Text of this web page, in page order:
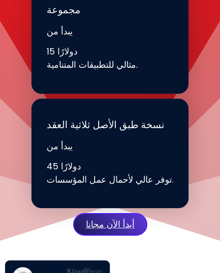
مجموعة
يبدأ من
15 دولارًا
مثالي للتطبيقات المتنامية.
نسخة طبق الأصل ثلاثية العقد
يبدأ من
45 دولارًا
توفر عالي لأحمال عمل المؤسسات.
أبدأ الآن مجانا